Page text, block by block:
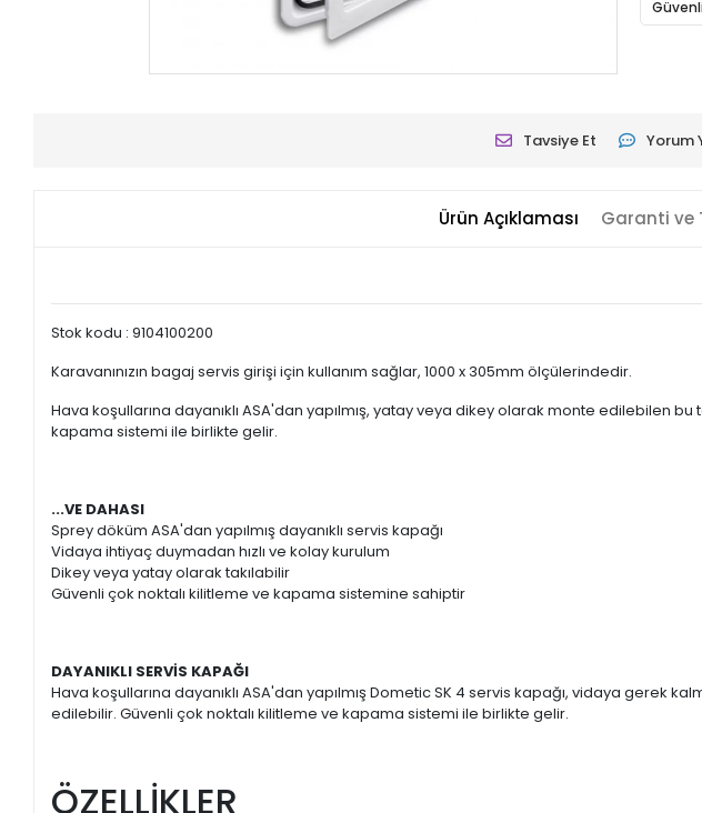
Tavsiye Et Yorum
Ürün Açıklaması Garanti ve
Stok kodu : 9104100200
Karavanınızın bagaj servis girişi için kullanım sağlar, 1000 x 305mm ölçülerindedir.
Hava koşullarına dayanıklı ASA'dan yapılmış, yatay veya dikey olarak monte edilebilen bu
kapama sistemi ile birlikte gelir.
...VE DAHASI
Sprey döküm ASA'dan yapılmış dayanıklı servis kapağı
Vidaya ihtiyaç duymadan hızlı ve kolay kurulum
Dikey veya yatay olarak takılabilir
Güvenli çok noktalı kilitleme ve kapama sistemine sahiptir
DAYANIKLI SERVİS KAPAĞI
Hava koşullarına dayanıklı ASA'dan yapılmış Dometic SK 4 servis kapağı, vidaya gerek
edilebilir. Güvenli çok noktalı kilitleme ve kapama sistemi ile birlikte gelir.
ÖZELLİKLER